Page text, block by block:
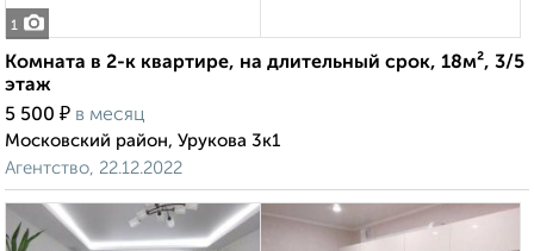
1
Комната в 2-к квартире, на длительный срок, 18м², 3/5
этаж
5 500 ₽ в месяц
Московский район, Урукова 3к1
Агентство, 22.12.2022